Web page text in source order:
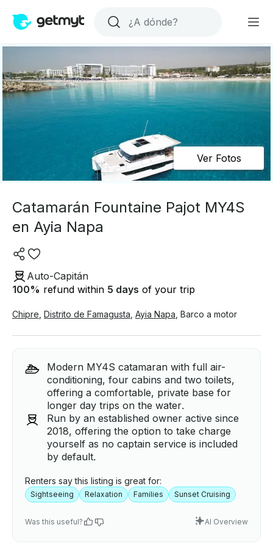
Ver Fotos
Catamarán Fountaine Pajot MY4S
en Ayia Napa
Auto-Capitán
100% refund within 5 days of your trip
Chipre Distrito de Famagusta Ayia Napa Barco a motor
Modern MY4S catamaran with full air-
conditioning, four cabins and two toilets,
offering a comfortable, private base for
longer day trips on the water.
Run by an established owner active since
2018, offering the option to take charge
yourself as no captain service is included
by default.
Renters say this listing is great for:
Sightseeing Relaxation Families Sunset Cruising
Was this useful? AI Overview